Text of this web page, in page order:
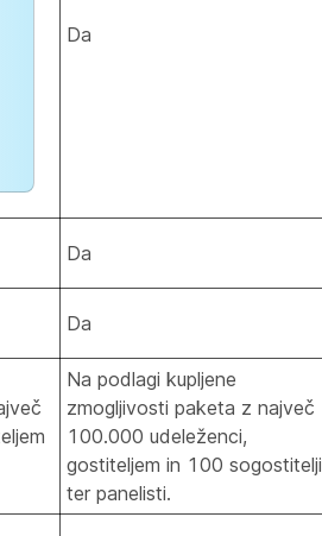
Da
Da
Da
Na podlagi kupljene
zmogljivosti paketa z največ
100.000 udeleženci,
gostiteljem in 100 sogostitelji
ter panelisti.